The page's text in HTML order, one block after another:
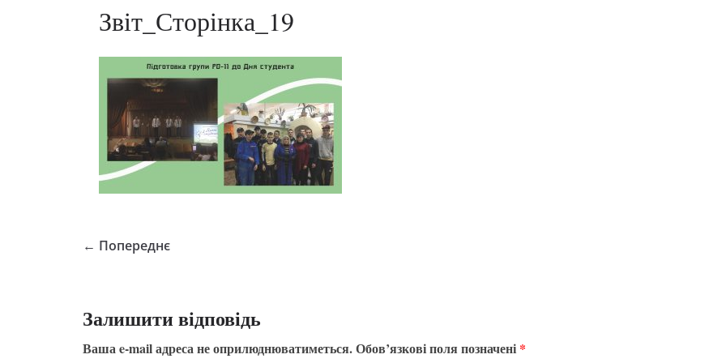
Звіт_Сторінка_19
← Попереднє
Залишити відповідь
Ваша e-mail адреса не оприлюднюватиметься.Обов’язкові поля позначені *